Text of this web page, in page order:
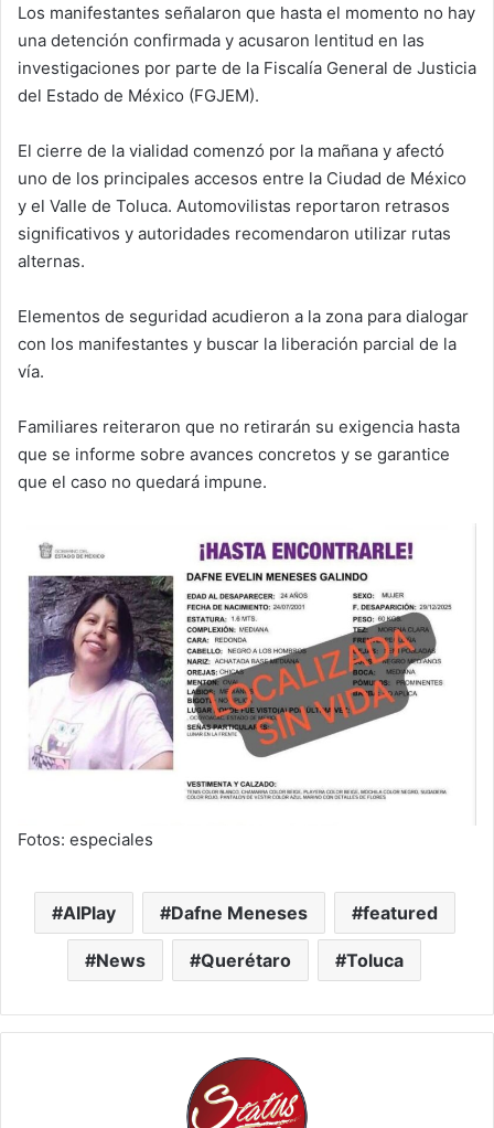
Los manifestantes señalaron que hasta el momento no hay
una detención confirmada y acusaron lentitud en las
investigaciones por parte de la Fiscalía General de Justicia
del Estado de México (FGJEM).
El cierre de la vialidad comenzó por la mañana y afectó
uno de los principales accesos entre la Ciudad de México
y el Valle de Toluca. Automovilistas reportaron retrasos
significativos y autoridades recomendaron utilizar rutas
alternas.
Elementos de seguridad acudieron a la zona para dialogar
con los manifestantes y buscar la liberación parcial de la
vía.
Familiares reiteraron que no retirarán su exigencia hasta
que se informe sobre avances concretos y se garantice
que el caso no quedará impune.
Fotos: especiales
AIPlay Dafne Meneses featured
News Querétaro Toluca